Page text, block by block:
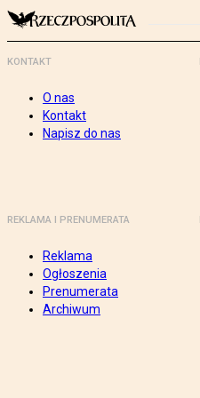
KONTAKT
O nas
Kontakt
Napisz do nas
REKLAMA I PRENUMERATA
Reklama
Ogłoszenia
Prenumerata
Archiwum